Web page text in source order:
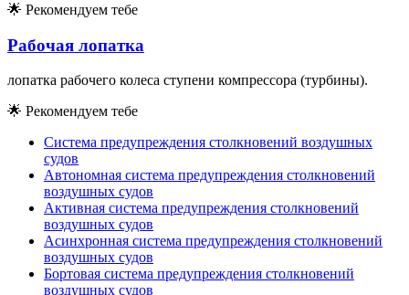
🌟 Рекомендуем тебе
Рабочая лопатка
лопатка рабочего колеса ступени компрессора (турбины).
🌟 Рекомендуем тебе
Система предупреждения столкновений воздушных
судов
Автономная система предупреждения столкновений
воздушных судов
Активная система предупреждения столкновений
воздушных судов
Асинхронная система предупреждения столкновений
воздушных судов
Бортовая система предупреждения столкновений
воздушных судов